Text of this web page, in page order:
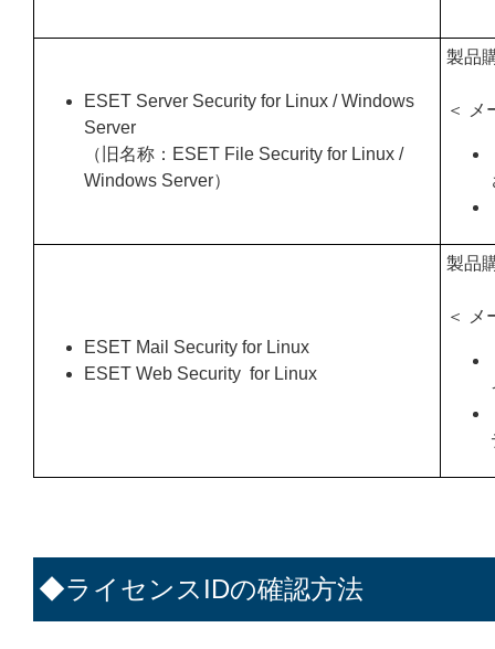
ESET Server Security for Linux / Windows
Server
（旧名称：ESET File Security for Linux /
Windows Server）
製品
＜ メ
ESET Mail Security for Linux
ESET Web Security for Linux
製品
＜ メ
◆ライセンスIDの確認方法